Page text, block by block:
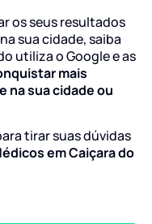
os seus resultados
sua cidade, saiba
utiliza o Google e as
mais
na sua cidade ou
tirar suas dúvidas
em Caiçara do